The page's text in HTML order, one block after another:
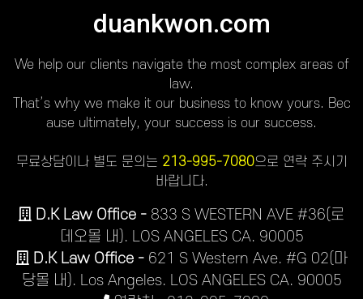
duankwon.com
We help our clients navigate the most complex areas of
law.
That’s why we make it our business to know yours. Bec
ause ultimately, your success is our success.
무료상담이나 별도 문의는 213-995-7080으로 연락 주시기
바랍니다.
D.K Law Office - 833 S WESTERN AVE #36(로
데오몰 내). LOS ANGELES CA. 90005
D.K Law Office - 621 S Western Ave. #G 02(마
당몰 내). Los Angeles. LOS ANGELES CA. 90005